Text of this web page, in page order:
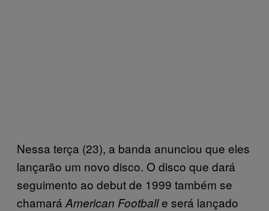
Nessa terça (23), a banda anunciou que eles
lançarão um novo disco. O disco que dará
seguimento ao debut de 1999 também se
chamará American Footballe será lançado